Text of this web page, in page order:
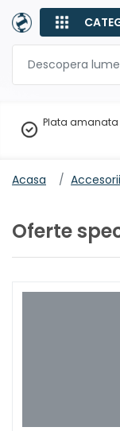
Plata amanata
Acasa Accesorii
Oferte